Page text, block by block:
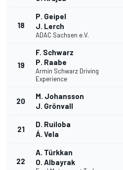
18
P. Geipel
J. Lerch
ADAC Sachsen e.V.
19
F. Schwarz
P. Raabe
Armin Schwarz Driving
Experience
20
M. Johansson
J. Grönvall
21
D. Ruiloba
Á. Vela
22
A. Türkkan
O. Albayrak